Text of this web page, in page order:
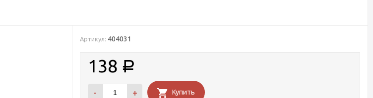
Артикул: 404031
138 Р
- + Купить